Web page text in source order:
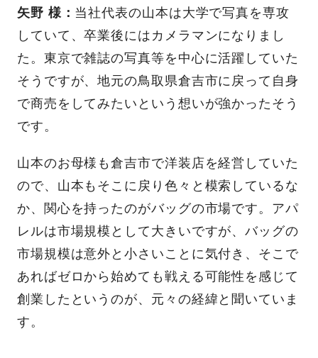
矢野 様： 当社代表の山本は大学で写真を専攻
していて、卒業後にはカメラマンになりまし
た。東京で雑誌の写真等を中心に活躍していた
そうですが、地元の鳥取県倉吉市に戻って自身
で商売をしてみたいという想いが強かったそう
です。
山本のお母様も倉吉市で洋装店を経営していた
ので、山本もそこに戻り色々と模索しているな
か、関心を持ったのがバッグの市場です。アパ
レルは市場規模として大きいですが、バッグの
市場規模は意外と小さいことに気付き、そこで
あればゼロから始めても戦える可能性を感じて
創業したというのが、元々の経緯と聞いていま
す。